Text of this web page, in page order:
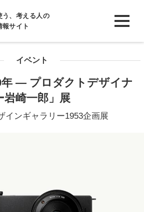
う、考える人の
報サイト
イベント
年 ― プロダクトデザイナ
岩崎一郎」展
インギャラリー1953企画展